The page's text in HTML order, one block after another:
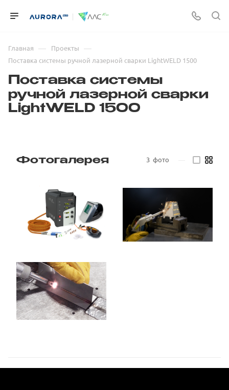
Главная — Проекты —
Поставка системы ручной лазерной сварки LightWELD 1500
Поставка системы
ручной лазерной сварки
LightWELD 1500
Фотогалерея 3 фото